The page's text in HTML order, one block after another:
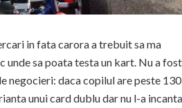
in fata carora a trebuit sa ma
unde sa poata testa un kart. Nu a fost
negocieri: daca copilul are peste 130
unui card dublu dar nu l-a